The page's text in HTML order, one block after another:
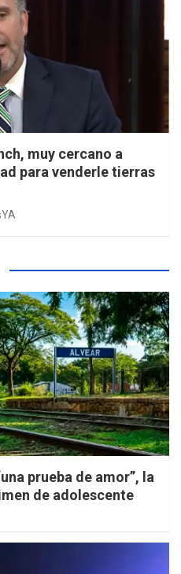
muy cercano a
para venderle tierras
prueba de amor”, la
de adolescente